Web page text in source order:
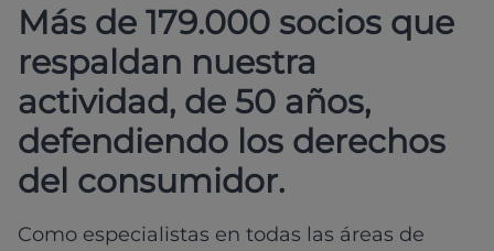
Más de 179.000 socios que
respaldan nuestra
actividad, de 50 años,
defendiendo los derechos
del consumidor.
Como especialistas en todas las áreas de